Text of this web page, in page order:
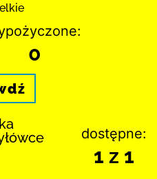
0
dostępne:
1 z 1